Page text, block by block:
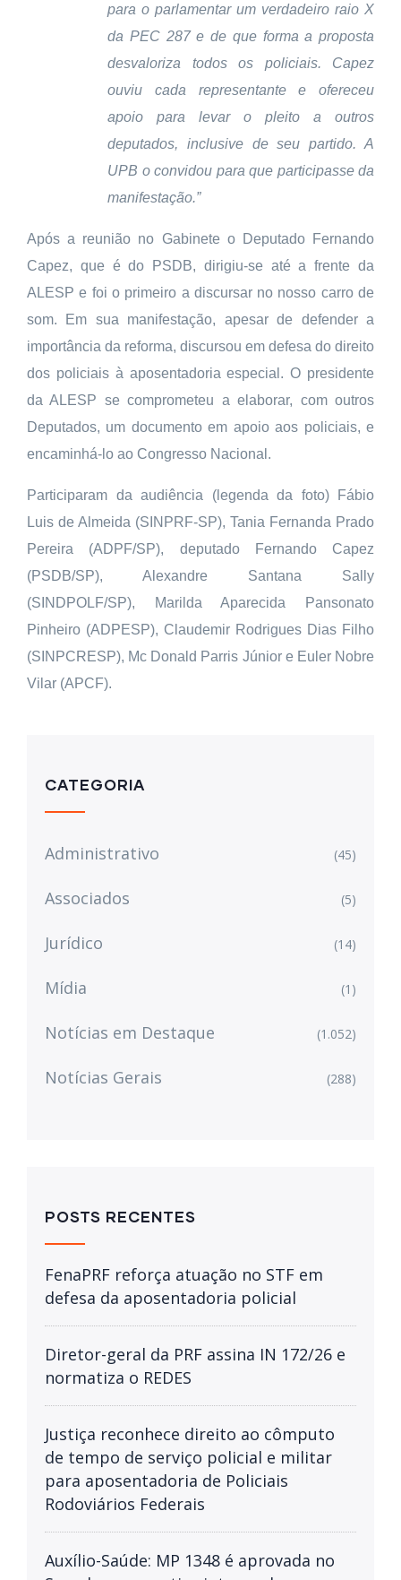
para o parlamentar um verdadeiro raio X
da PEC 287 e de que forma a proposta
desvaloriza todos os policiais. Capez
ouviu cada representante e ofereceu
apoio para levar o pleito a outros
deputados, inclusive de seu partido. A
UPB o convidou para que participasse da
manifestação.”
Após a reunião no Gabinete o Deputado Fernando
Capez, que é do PSDB, dirigiu-se até a frente da
ALESP e foi o primeiro a discursar no nosso carro de
som. Em sua manifestação, apesar de defender a
importância da reforma, discursou em defesa do direito
dos policiais à aposentadoria especial. O presidente
da ALESP se comprometeu a elaborar, com outros
Deputados, um documento em apoio aos policiais, e
encaminhá-lo ao Congresso Nacional.
Participaram da audiência (legenda da foto) Fábio
Luis de Almeida (SINPRF-SP), Tania Fernanda Prado
Pereira (ADPF/SP), deputado Fernando Capez
(PSDB/SP), Alexandre Santana Sally
(SINDPOLF/SP), Marilda Aparecida Pansonato
Pinheiro (ADPESP), Claudemir Rodrigues Dias Filho
(SINPCRESP), Mc Donald Parris Júnior e Euler Nobre
Vilar (APCF).
CATEGORIA
Administrativo (45)
Associados (5)
Jurídico (14)
Mídia (1)
Notícias em Destaque (1.052)
Notícias Gerais (288)
POSTS RECENTES
FenaPRF reforça atuação no STF em
defesa da aposentadoria policial
Diretor-geral da PRF assina IN 172/26 e
normatiza o REDES
Justiça reconhece direito ao cômputo
de tempo de serviço policial e militar
para aposentadoria de Policiais
Rodoviários Federais
Auxílio-Saúde: MP 1348 é aprovada no